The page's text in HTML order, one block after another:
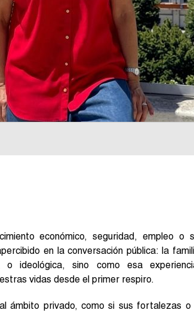
económico, seguridad, empleo o
en la conversación pública: la
o ideológica, sino como esa
vidas desde el primer respiro.
ámbito privado, como si sus fortalezas o